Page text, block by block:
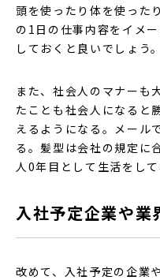
頭を使ったり体を使った
の1日の仕事内容をイメ
しておくと良いでしょう。
また、社会人のマナーも
たことも社会人になると
えるようになる。メール
る。髪型は会社の規定に
人0年目として生活をして
入社予定企業や業
改めて、入社予定の企業